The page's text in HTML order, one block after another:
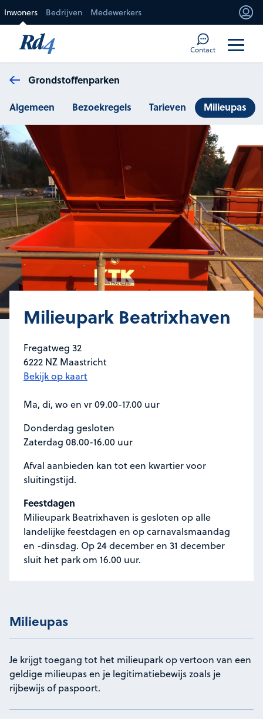
Inwoners Bedrijven Medewerkers
Contact
Grondstoffenparken
Algemeen
Bezoekregels Tarieven Milieupas
Milieupas
Je krijgt toegang tot het milieupark op vertoon van een
geldige milieupas en je legitimatiebewijs zoals je
rijbewijs of paspoort.
Milieupark Beatrixhaven
Fregatweg 32
6222 NZ Maastricht
BekijkMilieupark Beatrixhaven
op kaart
Ma, di, wo en vr 09.00-17.00 uur
Donderdag gesloten
Zaterdag 08.00-16.00 uur
Afval aanbieden kan tot een kwartier voor
sluitingstijd.
Feestdagen
Milieupark Beatrixhaven is gesloten op alle
landelijke feestdagen en op carnavalsmaandag
en -dinsdag. Op 24 december en 31 december
sluit het park om 16.00 uur.